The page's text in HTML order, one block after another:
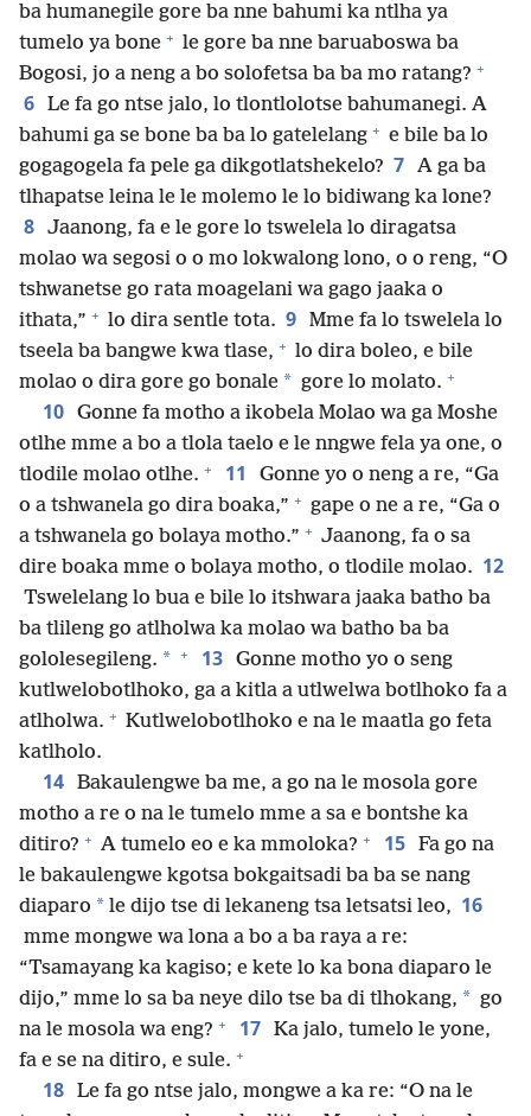
ba humanegile gore ba nne bahumi ka ntlha ya
tumelo ya bone + le gore ba nne baruaboswa ba
Bogosi, jo a neng a bo solofetsa ba ba mo ratang? +
6 Le fa go ntse jalo, lo tlontlolotse bahumanegi. A
bahumi ga se bone ba ba lo gatelelang + e bile ba lo
gogagogela fa pele ga dikgotlatshekelo? 7 A ga ba
tlhapatse leina le le molemo le lo bidiwang ka lone?
8 Jaanong, fa e le gore lo tswelela lo diragatsa
molao wa segosi o o mo lokwalong lono, o o reng, “O
tshwanetse go rata moagelani wa gago jaaka o
ithata,” + lo dira sentle tota. 9 Mme fa lo tswelela lo
tseela ba bangwe kwa tlase, + lo dira boleo, e bile
molao o dira gore go bonale * gore lo molato. +
10 Gonne fa motho a ikobela Molao wa ga Moshe
otlhe mme a bo a tlola taelo e le nngwe fela ya one, o
tlodile molao otlhe. + 11
Gonne yo o neng a re, “Ga
o a tshwanela go dira boaka,” + gape o ne a re, “Ga o
a tshwanela go bolaya motho.” + Jaanong, fa o sa
dire boaka mme o bolaya motho, o tlodile molao. 12
Tswelelang lo bua e bile lo itshwara jaaka batho ba
ba tlileng go atlholwa ka molao wa batho ba ba
gololesegileng. * + 13 Gonne motho yo o seng
kutlwelobotlhoko, ga a kitla a utlwelwa botlhoko fa a
atlholwa. + Kutlwelobotlhoko e na le maatla go feta
katlholo.
14 Bakaulengwe ba me, a go na le mosola gore
motho a re o na le tumelo mme a sa e bontshe ka
ditiro? + A tumelo eo e ka mmoloka? + 15 Fa go na
le bakaulengwe kgotsa bokgaitsadi ba ba se nang
diaparo * le dijo tse di lekaneng tsa letsatsi leo, 16
mme mongwe wa lona a bo a ba raya a re:
“Tsamayang ka kagiso; e kete lo ka bona diaparo le
dijo,” mme lo sa ba neye dilo tse ba di tlhokang, * go
na le mosola wa eng? + 17 Ka jalo, tumelo le yone,
fa e se na ditiro, e sule. +
18 Le fa go ntse jalo, mongwe a ka re: “O na le